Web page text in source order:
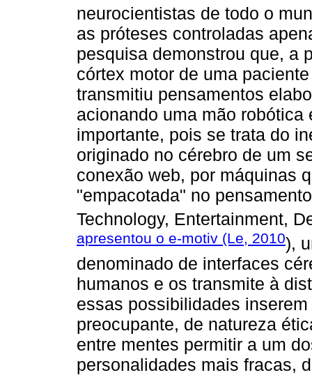
neurocientistas de todo o
as próteses controladas
pesquisa demonstrou que, a
córtex motor de uma
transmitiu pensamentos
acionando uma mão
importante, pois se trata do
originado no cérebro de um
conexão web, por máquinas
"empacotada" no
Technology, Entertainment,
apresentou o e-motiv (Le, 2010),
denominado de interfaces
humanos e os transmite à
essas possibilidades
preocupante, de natureza
entre mentes permitir a um
personalidades mais fracas,